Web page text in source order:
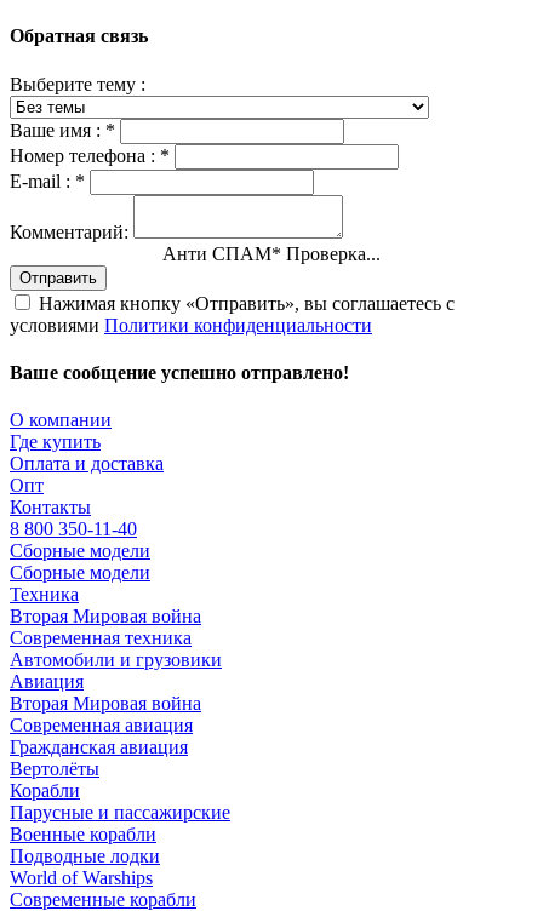
Обратная связь
Выберите тему :
Ваше имя : *
Номер телефона : *
E-mail : *
Комментарий:
Анти СПАМ* Проверка...
Отправить
Нажимая кнопку «Отправить», вы соглашаетесь с
условиями Политики конфиденциальности
Ваше сообщение успешно отправлено!
О компании
Где купить
Оплата и доставка
Опт
Контакты
8 800 350-11-40
Сборные модели
Сборные модели
Техника
Вторая Мировая война
Современная техника
Автомобили и грузовики
Авиация
Вторая Мировая война
Современная авиация
Гражданская авиация
Вертолёты
Корабли
Парусные и пассажирские
Военные корабли
Подводные лодки
World of Warships
Современные корабли